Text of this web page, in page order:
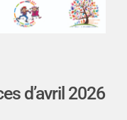
d’avril 2026